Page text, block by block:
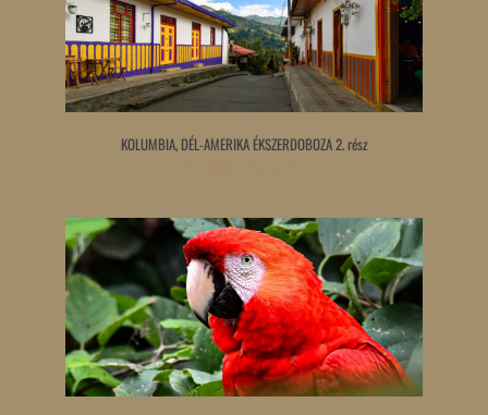
KOLUMBIA, DÉL-AMERIKA ÉKSZERDOBOZA 2. rész